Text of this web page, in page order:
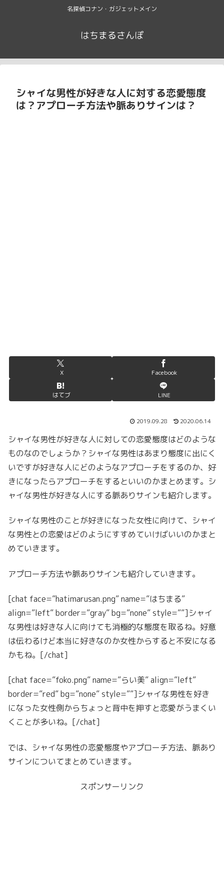
名探偵コナン・ガジェットメイン
はちまるさんぽ
シャイな男性が好きな人に対する恋愛態度
は？アプローチ方法や脈ありサインは？
X Facebook
はてブ LINE
2019.09.28 2020.06.14
シャイな男性が好きな人に対しての恋愛態度はどのような
ものなのでしょうか？シャイな男性はあまり態度に出にく
いですが好きな人にどのようなアプローチをするのか、好
きになったらアプローチをするといいのかまとめます。シ
ャイな男性が好きな人にする脈ありサインも紹介します。
シャイな男性のことが好きになった女性に向けて、シャイ
な男性との恋愛はどのようにすすめていけばいいのかまと
めていきます。
アプローチ方法や脈ありサインも紹介していきます。
[chat face=”hatimarusan.png” name=”はちまる”
align=”left” border=”gray” bg=”none” style=””]シャイ
な男性は好きな人に向けても消極的な態度を取るね。好意
は伝わるけど本当に好きなのか女性からすると不安になる
かもね。[/chat]
[chat face=”foko.png” name=”らい美” align=”left”
border=”red” bg=”none” style=””]シャイな男性を好き
になった女性側からちょっと背中を押すと恋愛がうまくい
くことが多いね。[/chat]
では、シャイな男性の恋愛態度やアプローチ方法、脈あり
サインについてまとめていきます。
スポンサーリンク